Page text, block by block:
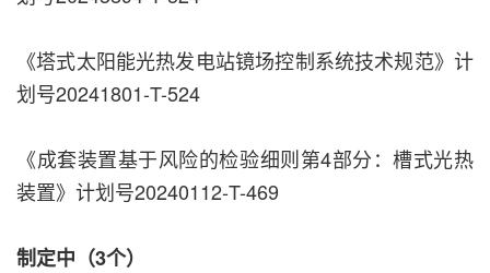
《塔式太阳能光热发电站镜场控制系统技术规范》计
划号20241801-T-524
《成套装置基于风险的检验细则第4部分：槽式光热
装置》计划号20240112-T-469
制定中（3个）